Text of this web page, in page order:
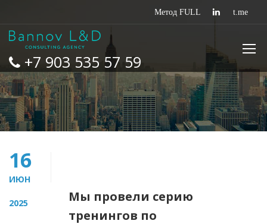
+7 903 535 57 59
16
ИЮН
2025
Мы провели серию
тренингов по